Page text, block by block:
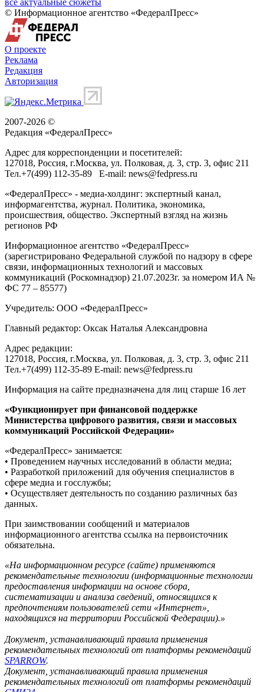
© Информационное агентство «ФедералПресс»
О проекте
Реклама
Редакция
Авторизация
2007-2026 ©
Редакция «ФедералПресс»
Адрес для корреспонденции и посетителей:
127018, Россия, г.Москва, ул. Полковая, д. 3, стр. 3, офис 211
Тел.+7(499) 112-35-89 E-mail: news@fedpress.ru
«ФедералПресс» - медиа-холдинг: экспертный канал,
информагентства, журнал. Политика, экономика,
происшествия, общество. Экспертный взгляд на жизнь
регионов РФ
Информационное агентство «ФедералПресс»
(зарегистрировано Федеральной службой по надзору в сфере
связи, информационных технологий и массовых
коммуникаций (Роскомнадзор) 21.07.2023г. за номером ИА №
ФС 77 – 85577)
Учредитель: ООО «ФедералПресс»
Главный редактор: Оксак Наталья Александровна
Адрес редакции:
127018, Россия, г.Москва, ул. Полковая, д. 3, стр. 3, офис 211
Тел.+7(499) 112-35-89 E-mail: news@fedpress.ru
Информация на сайте предназначена для лиц старше 16 лет
«Функционирует при финансовой поддержке
Министерства цифрового развития, связи и массовых
коммуникаций Российской Федерации»
«ФедералПресс» занимается:
• Проведением научных исследований в области медиа;
• Разработкой приложений для обучения специалистов в
сфере медиа и госслужбы;
• Осуществляет деятельность по созданию различных баз
данных.
При заимствовании сообщений и материалов
информационного агентства ссылка на первоисточник
обязательна.
«На информационном ресурсе (сайте) применяются
рекомендательные технологии (информационные технологии
предоставления информации на основе сбора,
систематизации и анализа сведений, относящихся к
предпочтениям пользователей сети «Интернет»,
находящихся на территории Российской Федерации).»
Документ, устанавливающий правила применения
рекомендательных технологий от платформы рекомендаций
SPARROW.
Документ, устанавливающий правила применения
рекомендательных технологий от платформы рекомендаций